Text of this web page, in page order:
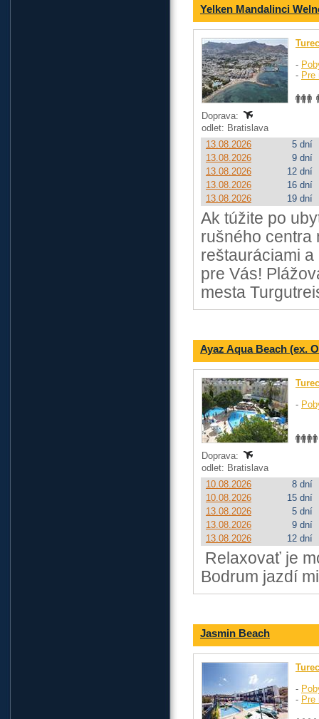
Yelken Mandalinci
-
- Pre
Doprava:
odlet: Bratislava
13.08.2026
5 dní
13.08.2026
9 dní
13.08.2026
12 dní
13.08.2026
16 dní
13.08.2026
19 dní
Ak túžite po
rušného centra
reštauráciami
pre Vás!
mesta
Ayaz Aqua Beach (ex.
-
Doprava:
odlet: Bratislava
10.08.2026
8 dní
10.08.2026
15 dní
13.08.2026
5 dní
13.08.2026
9 dní
13.08.2026
12 dní
Relaxovať je
Bodrum jazdí
Jasmin Beach
-
- Pre